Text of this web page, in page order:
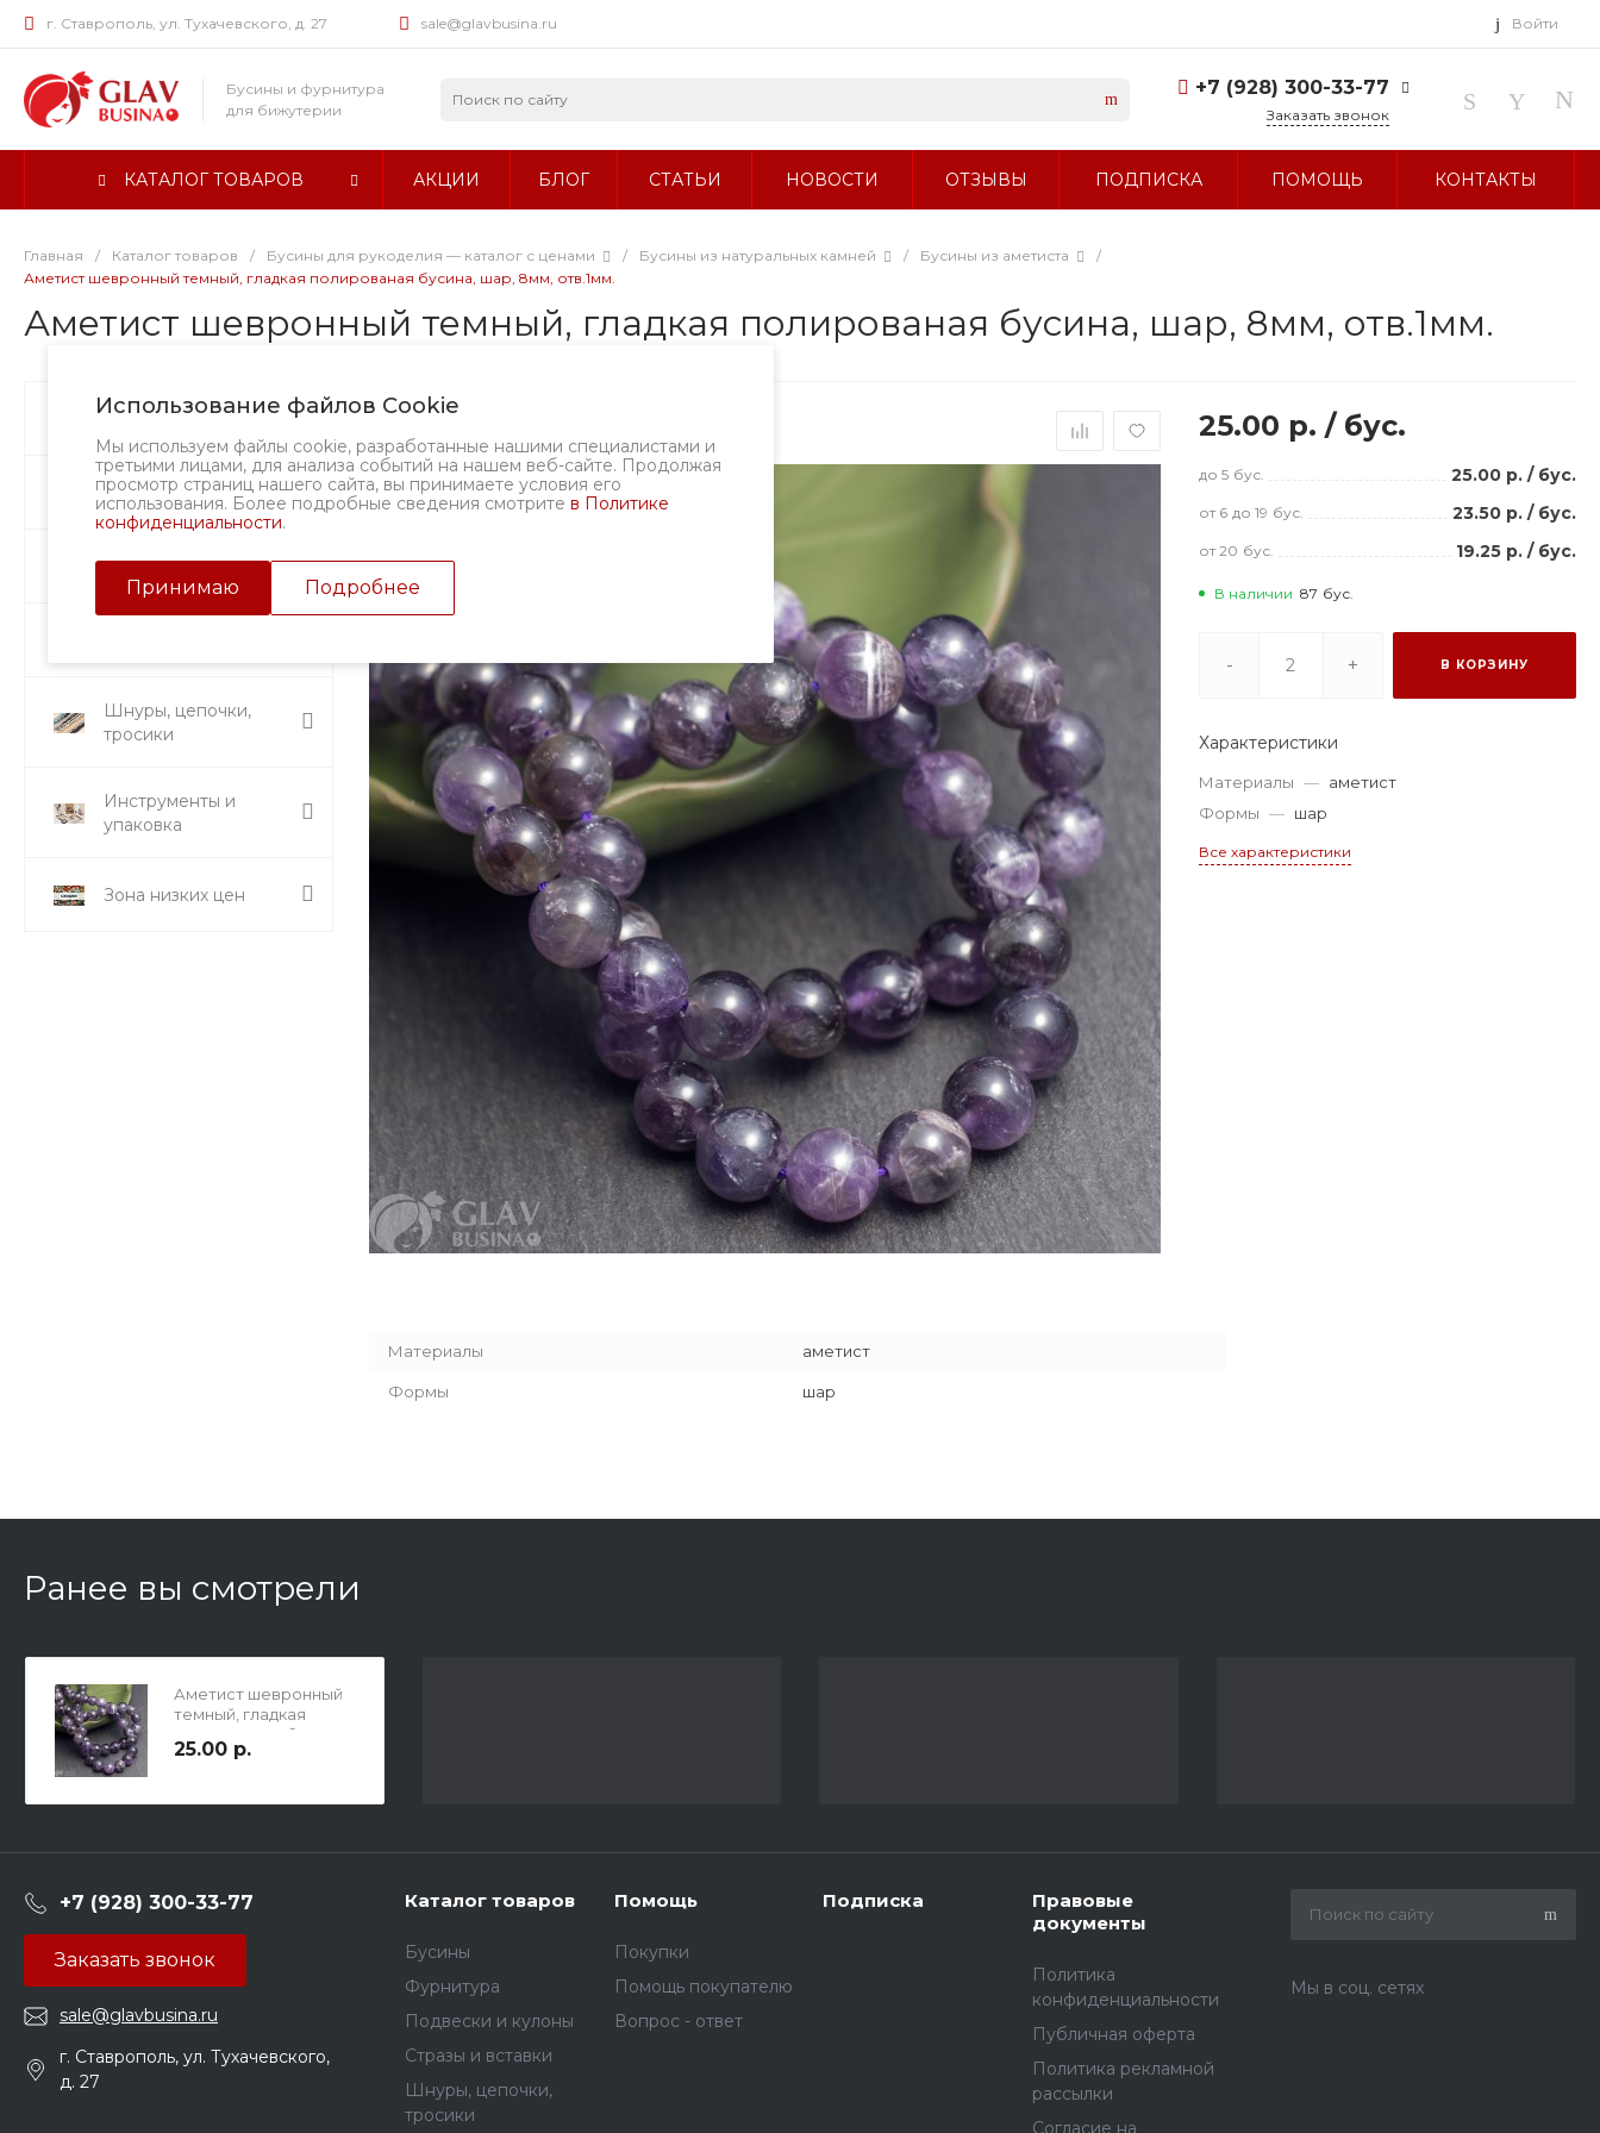
г. Ставрополь, ул. Тухачевского, д. 27 sale@glavbusina.ru Войти
Бусины и фурнитура
для бижутерии
+7 (928) 300-33-77
г. Ставрополь, ул.
Заказать звонок
КАТАЛОГ ТОВАРОВ АКЦИИ БЛОГ СТАТЬИ НОВОСТИ ОТЗЫВЫ ПОДПИСКА ПОМОЩЬ КОНТАКТЫ
Главная / Каталог товаров / Бусины для рукоделия — каталог с ценами / Бусины из натуральных камней / Бусины из аметиста
/
Аметист шевронный темный, гладкая полированая бусина, шар, 8мм, отв.1мм.
Аметист шевронный темный, гладкая полированая бусина, шар, 8мм, отв.1мм.
Использование файлов Cookie
Мы используем файлы cookie, разработанные нашими специалистами и
третьими лицами, для анализа событий на нашем веб-сайте. Продолжая
просмотр страниц нашего сайта, вы принимаете условия его
использования. Более подробные сведения смотрите в Политике
конфиденциальности.
Принимаю Подробнее
Бусины
Фурнитура
Подвески и кулоны
Шнуры, цепочки,
тросики
Инструменты и
упаковка
Зона низких цен
25.00 р./ бус.
до 5 бус. 25.00 р. / бус.
от 6 до 19 бус. 23.50 р. / бус.
от 20 бус. 19.25 р. / бус.
В наличии 87 бус.
- + В КОРЗИНУ
Характеристики
Материалы — аметист
Формы — шар
Все характеристики
Материалы аметист
Формы шар
Ранее вы смотрели
Аметист шевронный
темный, гладкая
полированая бусина,
шар, 8мм, отв.1мм.
25.00 р.
+7 (928) 300-33-77
Заказать звонок
sale@glavbusina.ru
г. Ставрополь, ул. Тухачевского,
д. 27
Каталог товаров
Бусины
Фурнитура
Подвески и кулоны
Стразы и вставки
Шнуры, цепочки,
тросики
Помощь
Покупки
Помощь покупателю
Вопрос - ответ
Подписка
Правовые
документы
Политика
конфиденциальности
Публичная оферта
Политика рекламной
рассылки
Согласие на
Мы в соц. сетях